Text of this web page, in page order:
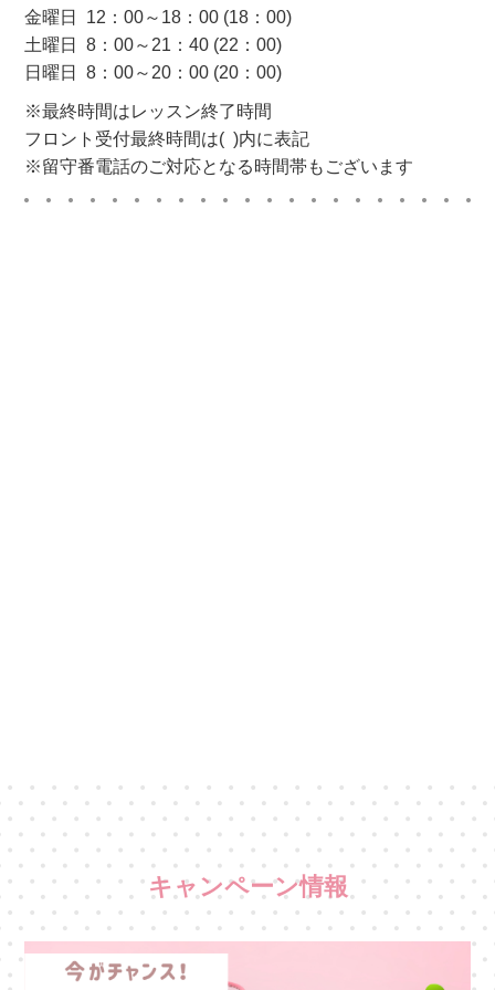
金曜日 12：00～18：00 (18：00)
土曜日 8：00～21：40 (22：00)
日曜日 8：00～20：00 (20：00)
※最終時間はレッスン終了時間
フロント受付最終時間は( )内に表記
※留守番電話のご対応となる時間帯もございます
キャンペーン情報